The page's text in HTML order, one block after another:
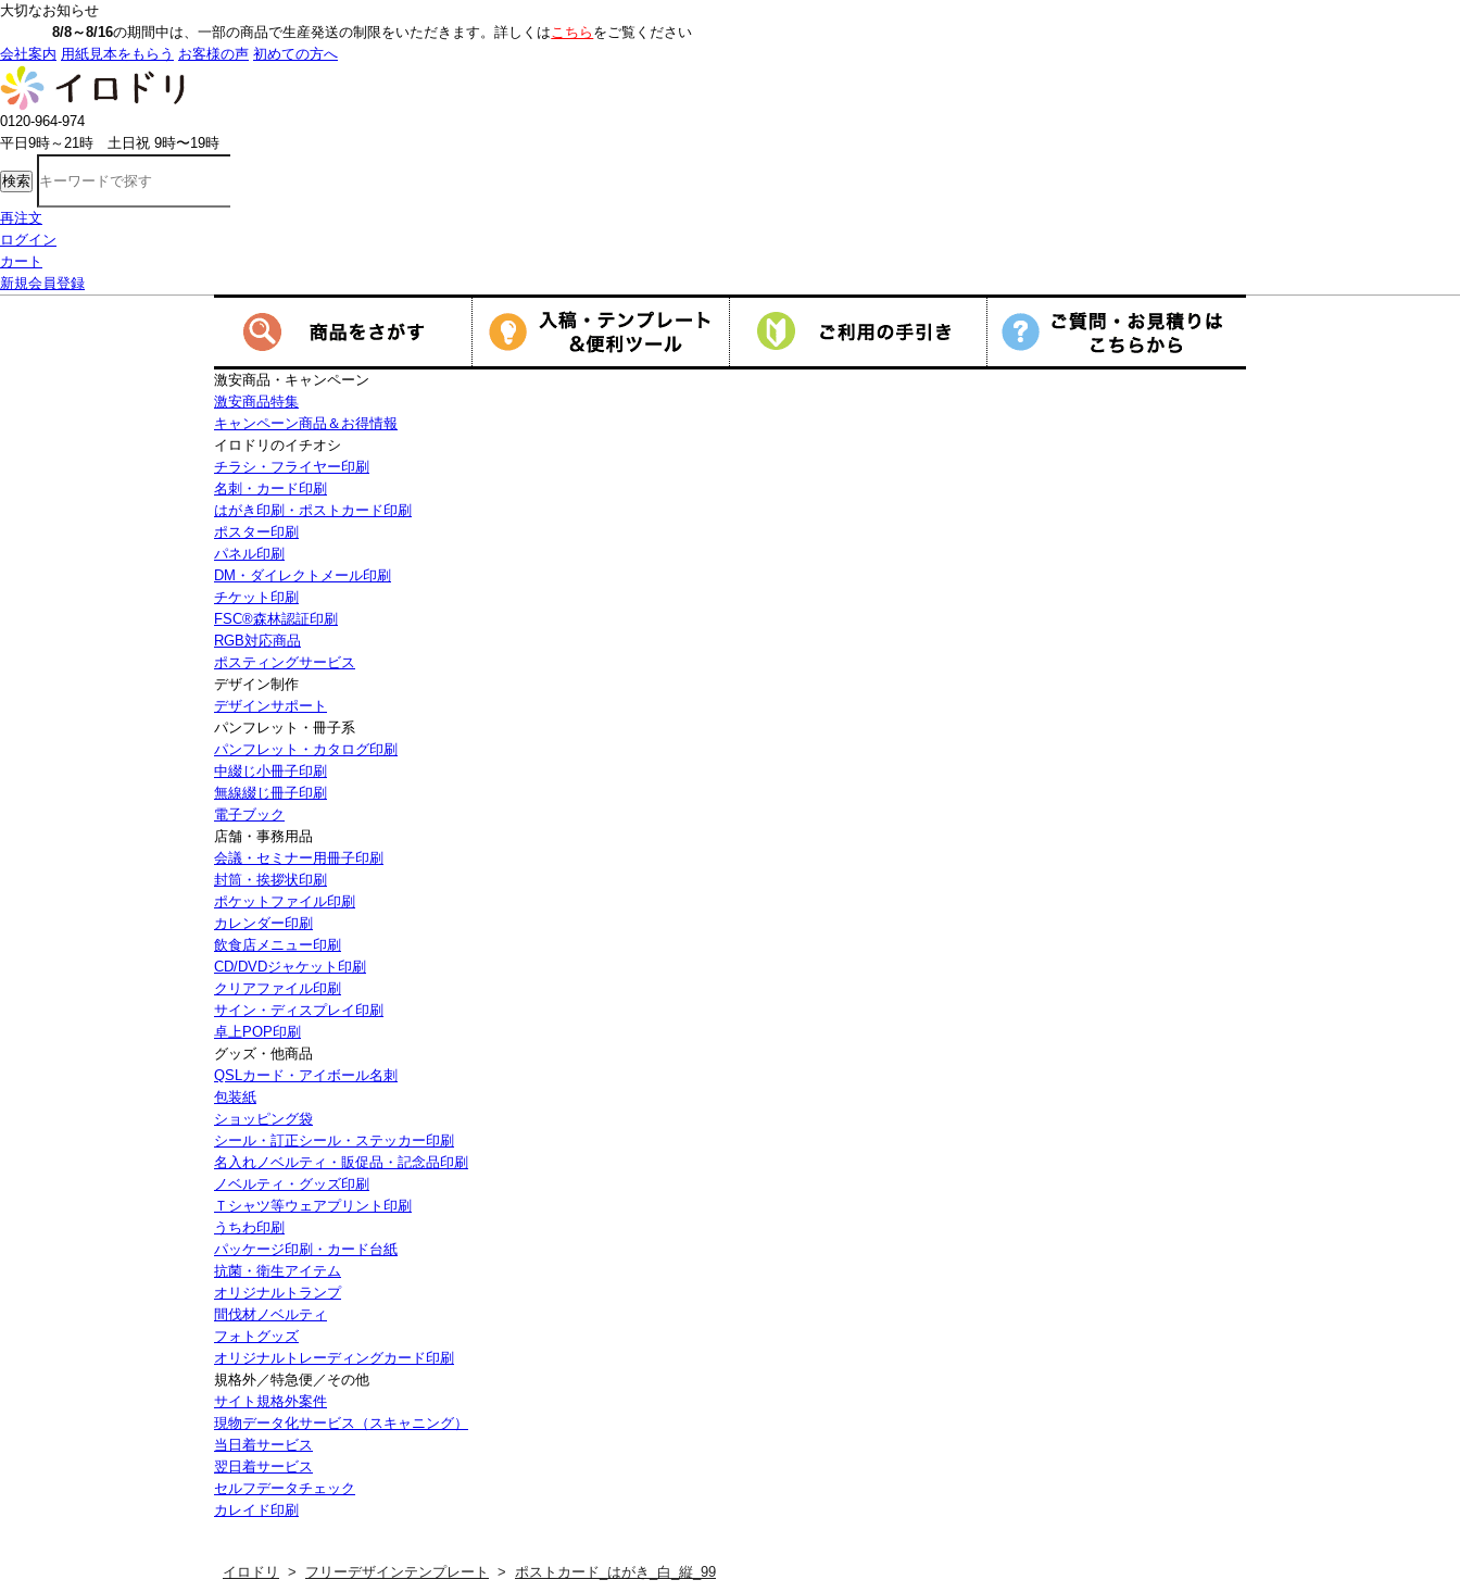
大切なお知らせ
8/8～8/16の期間中は、一部の商品で生産発送の制限をいただきます。詳しくはこちらをご覧ください
会社案内 用紙見本をもらう お客様の声 初めての方へ
0120-964-974
平日9時～21時 土日祝 9時〜19時
検索
再注文
ログイン
カート
新規会員登録
激安商品・キャンペーン
激安商品特集
キャンペーン商品＆お得情報
イロドリのイチオシ
チラシ・フライヤー印刷
名刺・カード印刷
はがき印刷・ポストカード印刷
ポスター印刷
パネル印刷
DM・ダイレクトメール印刷
チケット印刷
FSC®森林認証印刷
RGB対応商品
ポスティングサービス
デザイン制作
デザインサポート
パンフレット・冊子系
パンフレット・カタログ印刷
中綴じ小冊子印刷
無線綴じ冊子印刷
電子ブック
店舗・事務用品
会議・セミナー用冊子印刷
封筒・挨拶状印刷
ポケットファイル印刷
カレンダー印刷
飲食店メニュー印刷
CD/DVDジャケット印刷
クリアファイル印刷
サイン・ディスプレイ印刷
卓上POP印刷
グッズ・他商品
QSLカード・アイボール名刺
包装紙
ショッピング袋
シール・訂正シール・ステッカー印刷
名入れノベルティ・販促品・記念品印刷
ノベルティ・グッズ印刷
Ｔシャツ等ウェアプリント印刷
うちわ印刷
パッケージ印刷・カード台紙
抗菌・衛生アイテム
オリジナルトランプ
間伐材ノベルティ
フォトグッズ
オリジナルトレーディングカード印刷
規格外／特急便／その他
サイト規格外案件
現物データ化サービス（スキャニング）
当日着サービス
翌日着サービス
セルフデータチェック
カレイド印刷
イロドリ フリーデザインテンプレート ポストカード_はがき_白_縦_99